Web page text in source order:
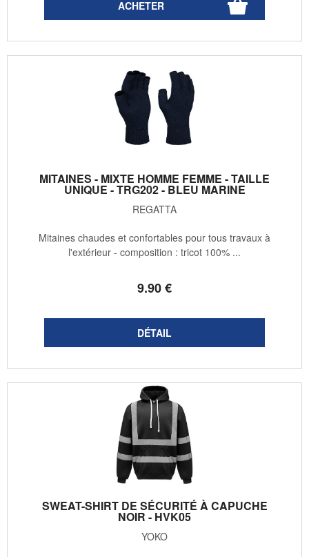
MITAINES - MIXTE HOMME FEMME - TAILLE
UNIQUE - TRG202 - BLEU MARINE
REGATTA
9.90€
Mitaines chaudes et confortables pour tous travaux à
l'extérieur - composition : tricot 100% ...
SWEAT-SHIRT DE SÉCURITÉ À CAPUCHE
NOIR - HVK05
YOKO